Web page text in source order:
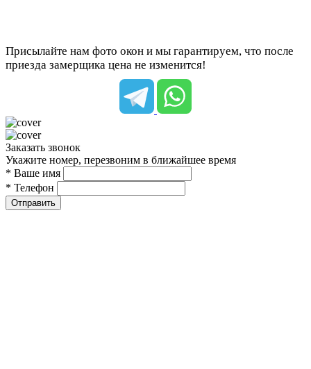
Присылайте нам фото окон и мы гарантируем, что после
приезда замерщика цена не изменится!
Заказать звонок
Укажите номер, перезвоним в ближайшее время
* Ваше имя
* Телефон
Отправить